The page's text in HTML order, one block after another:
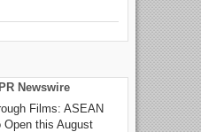
Newswire
Films: ASEAN
this August